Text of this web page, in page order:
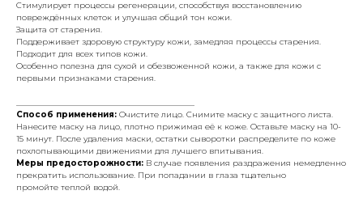
Стимулирует процессы регенерации, способствуя восстановлению
повреждённых клеток и улучшая общий тон кожи.
Защита от старения.
Поддерживает здоровую структуру кожи, замедляя процессы старения.
Подходит для всех типов кожи.
Особенно полезна для сухой и обезвоженной кожи, а также для кожи с
первыми признаками старения.
Способ применения: Очистите лицо. Снимите маску с защитного листа.
Нанесите маску на лицо, плотно прижимая её к коже. Оставьте маску на 10-
15 минут. После удаления маски, остатки сыворотки распределите по коже
похлопывающими движениями для лучшего впитывания.
Меры предосторожности: В случае появления раздражения немедленно
прекратить использование. При попадании в глаза тщательно
промойте теплой водой.